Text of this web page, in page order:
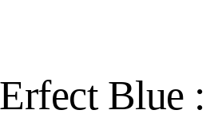
Blue :